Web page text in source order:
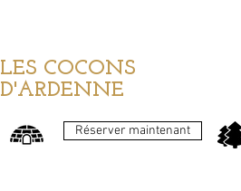
LES COCONS
D'ARDENNE
Réserver maintenant